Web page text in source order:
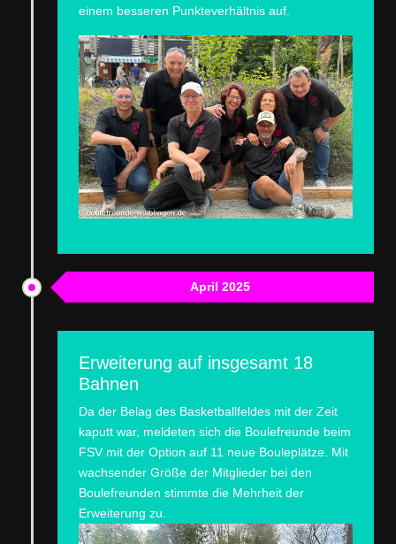
einem besseren Punkteverhältnis auf.
April 2025
Erweiterung auf insgesamt 18
Bahnen
Da der Belag des Basketballfeldes mit der Zeit
kaputt war, meldeten sich die Boulefreunde beim
FSV mit der Option auf 11 neue Bouleplätze. Mit
wachsender Größe der Mitglieder bei den
Boulefreunden stimmte die Mehrheit der
Erweiterung zu.